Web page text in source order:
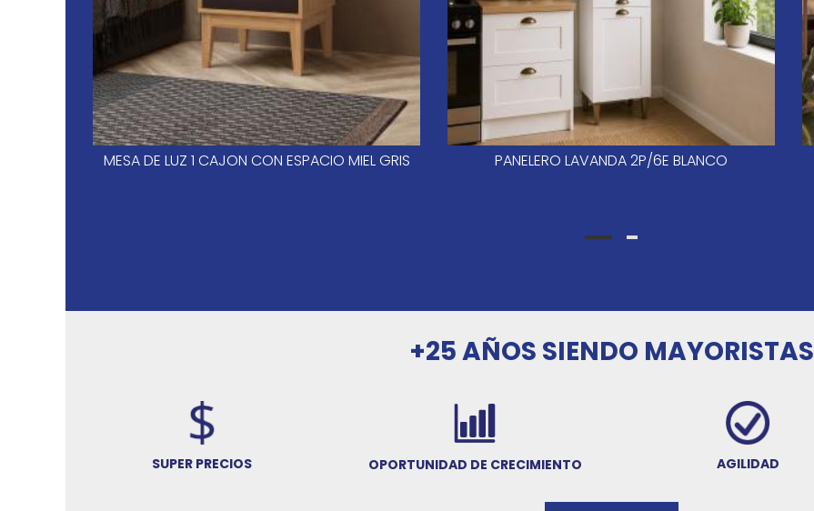
MESA DE LUZ 1 CAJON CON ESPACIO MIEL GRIS PANELERO LAVANDA 2P/6E BLANCO
+25 AÑOS SIENDO MAYORISTAS
SUPER PRECIOS OPORTUNIDAD DE CRECIMIENTO AGILIDAD